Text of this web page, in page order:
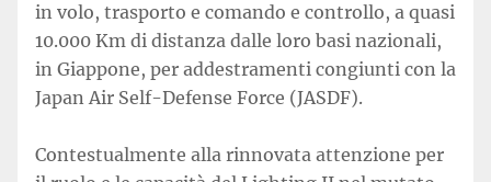
in volo, trasporto e comando e controllo, a quasi
10.000 Km di distanza dalle loro basi nazionali,
in Giappone, per addestramenti congiunti con la
Japan Air Self-Defense Force (JASDF).
Contestualmente alla rinnovata attenzione per